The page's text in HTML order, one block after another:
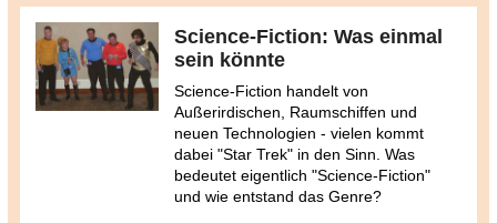
Science-Fiction: Was einmal
sein könnte
Science-Fiction handelt von
Außerirdischen, Raumschiffen und
neuen Technologien - vielen kommt
dabei "Star Trek" in den Sinn. Was
bedeutet eigentlich "Science-Fiction"
und wie entstand das Genre?